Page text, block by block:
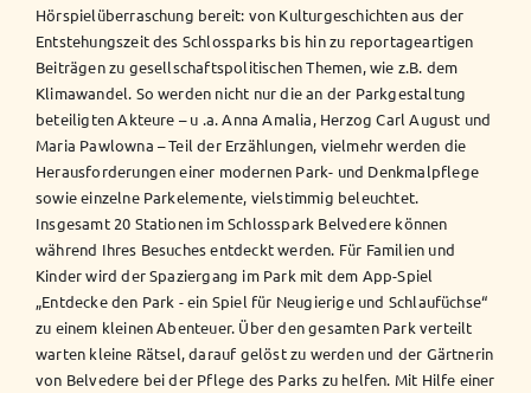
Hörspielüberraschung bereit: von Kulturgeschichten aus der
Entstehungszeit des Schlossparks bis hin zu reportageartigen
Beiträgen zu gesellschaftspolitischen Themen, wie z.B. dem
Klimawandel. So werden nicht nur die an der Parkgestaltung
beteiligten Akteure – u .a. Anna Amalia, Herzog Carl August und
Maria Pawlowna – Teil der Erzählungen, vielmehr werden die
Herausforderungen einer modernen Park- und Denkmalpflege
sowie einzelne Parkelemente, vielstimmig beleuchtet.
Insgesamt 20 Stationen im Schlosspark Belvedere können
während Ihres Besuches entdeckt werden. Für Familien und
Kinder wird der Spaziergang im Park mit dem App-Spiel
„Entdecke den Park - ein Spiel für Neugierige und Schlaufüchse“
zu einem kleinen Abenteuer. Über den gesamten Park verteilt
warten kleine Rätsel, darauf gelöst zu werden und der Gärtnerin
von Belvedere bei der Pflege des Parks zu helfen. Mit Hilfe einer